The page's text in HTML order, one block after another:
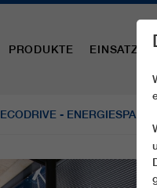
PRODUKTE
ECODRIVE -